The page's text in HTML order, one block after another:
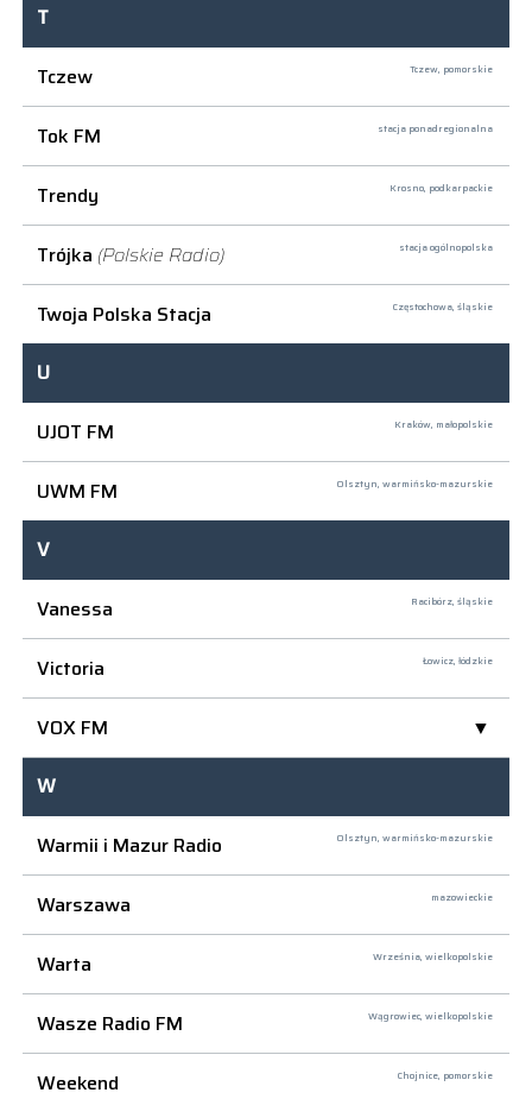
T
Tczew
Tczew, pomorskie
Tok FM stacja ponadregionalna
Trendy Krosno, podkarpackie
Trójka (Polskie Radio) stacja ogólnopolska
Twoja Polska Stacja Częstochowa, śląskie
U
UJOT FM
Kraków, małopolskie
UWM FM Olsztyn, warmińsko-mazurskie
V
Vanessa
Racibórz, śląskie
Victoria Łowicz, łódzkie
VOX FM
W
Warmii i Mazur Radio
Olsztyn, warmińsko-mazurskie
Warszawa mazowieckie
Warta Września, wielkopolskie
Wasze Radio FM Wągrowiec, wielkopolskie
Weekend Chojnice, pomorskie